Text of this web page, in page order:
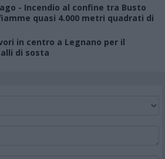
- Incendio al confine tra Busto
quasi 4.000 metri quadrati di
in centro a Legnano per il
di sosta